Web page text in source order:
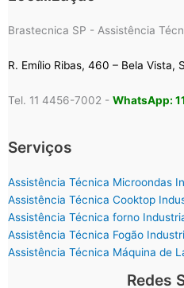
Brastecnica SP - Assistência
R. Emílio Ribas, 460 – Bela Vista,
Tel. 11 4456-7002 - WhatsApp:
Serviços
Assistência Técnica Microondas
Assistência Técnica Cooktop
Assistência Técnica forno
Assistência Técnica Fogão
Assistência Técnica Máquina de
Redes